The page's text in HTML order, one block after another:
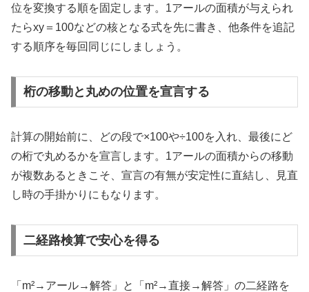
位を変換する順を固定します。1アールの面積が与えられ
たらxy＝100などの核となる式を先に書き、他条件を追記
する順序を毎回同じにしましょう。
桁の移動と丸めの位置を宣言する
計算の開始前に、どの段で×100や÷100を入れ、最後にど
の桁で丸めるかを宣言します。1アールの面積からの移動
が複数あるときこそ、宣言の有無が安定性に直結し、見直
し時の手掛かりにもなります。
二経路検算で安心を得る
「m²→アール→解答」と「m²→直接→解答」の二経路を